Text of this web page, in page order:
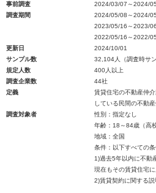
事前調査
2024/03/07～2024/
調査期間
2024/05/08～2024/
2023/05/16～2023/
2022/05/16～2022/
更新日
2024/10/01
サンプル数
32,104人（調査時サ
規定人数
400人以上
調査企業数
44社
定義
賃貸住宅の不動産仲
している民間の不動
調査対象者
性別：指定なし
年齢：18～84歳（高
地域：全国
条件：以下すべての条
1)過去5年以内に不動
現在もその賃貸住宅
2)賃貸契約に関する